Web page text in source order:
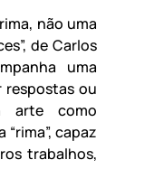
não uma
de Carlos
uma
respostas ou
arte como
capaz
trabalhos,